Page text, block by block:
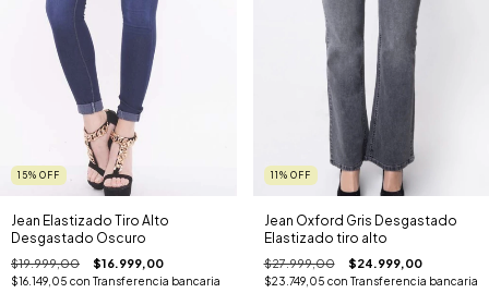
15% OFF
Jean Elastizado Tiro Alto
Desgastado Oscuro
$19.999,00 $16.999,00
$16.149,05 con Transferencia bancaria
11 % OFF
Jean Oxford Gris Desgastado
Elastizado tiro alto
$27.999,00 $24.999,00
$23.749,05 con Transferencia bancaria